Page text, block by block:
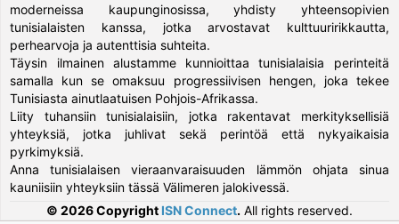
moderneissa kaupunginosissa, yhdisty yhteensopivien
tunisialaisten kanssa, jotka arvostavat kulttuuririkkautta,
perhearvoja ja autenttisia suhteita.
Täysin ilmainen alustamme kunnioittaa tunisialaisia perinteitä
samalla kun se omaksuu progressiivisen hengen, joka tekee
Tunisiasta ainutlaatuisen Pohjois-Afrikassa.
Liity tuhansiin tunisialaisiin, jotka rakentavat merkityksellisiä
yhteyksiä, jotka juhlivat sekä perintöä että nykyaikaisia
pyrkimyksiä.
Anna tunisialaisen vieraanvaraisuuden lämmön ohjata sinua
kauniisiin yhteyksiin tässä Välimeren jalokivessä.
© 2026 Copyright ISN Connect. All rights reserved.